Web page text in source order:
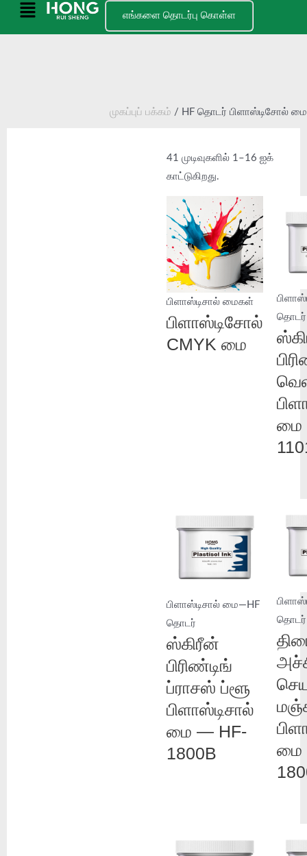
உள்ளடக்கத்திற்குச்
முதன்மை
எங்களை தொடர்பு கொள்ள
முகப்புப் பக்கம் / HF தொடர் பிளாஸ்டிசோல் மை
41 முடிவுகளில் 1–16 ஐக்
காட்டுகிறது.
பிளாஸ்டிசால் மைகள்
பிளாஸ்டிசோல்
CMYK மை
தொடர்
மை
பிளாஸ்டிசால் மை—HF
தொடர்
ஸ்கிரீன்
பிரிண்டிங்
ப்ராசஸ் ப்ளூ
பிளாஸ்டிசால்
மை — HF-
1800B
தொடர்
மை